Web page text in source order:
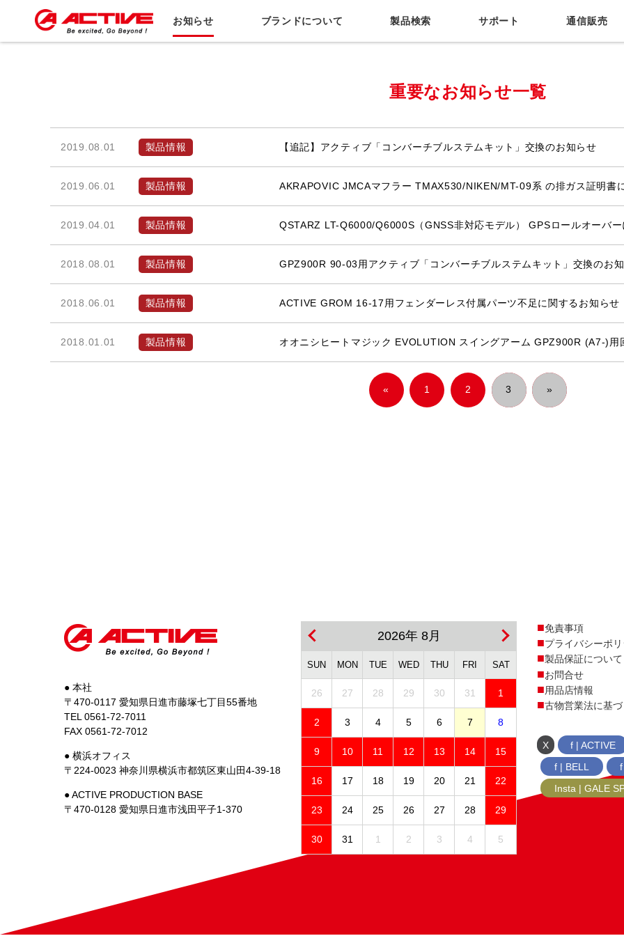
お知らせ ブランドについて 製品検索 サポート
サポート
お問い合わせ
用品店情報
カタログ正誤表
通信販売
重要なお知らせ一覧
2019.08.01 製品情報 【追記】アクティブ「コンバーチブルステムキット」交換のお知らせ
2019.06.01 製品情報 AKRAPOVIC JMCAマフラー TMAX530/NIKEN/MT-09系 の排ガス証明書
2019.04.01 製品情報 QSTARZ LT-Q6000/Q6000S（GNSS非対応モデル） GPSロールオーバー
2018.08.01 製品情報 GPZ900R 90-03用アクティブ「コンバーチブルステムキット」交換のお
2018.06.01 製品情報 ACTIVE GROM 16-17用フェンダーレス付属パーツ不足に関するお知らせ
2018.01.01 製品情報 オオニシヒートマジック EVOLUTION スイングアーム GPZ900R (A7-)用
« 1 2 3 »
● 本社
〒470-0117 愛知県日進市藤塚七丁目55番地
TEL 0561-72-7011
FAX 0561-72-7012
● 横浜オフィス
〒224-0023 神奈川県横浜市都筑区東山田4-39-18
● ACTIVE PRODUCTION BASE
〒470-0128 愛知県日進市浅田平子1-370
2026年 8月
SUN MON TUE WED THU FRI SAT
26 27 28 29 30 31 1
2 3 4 5 6 7 8
9 10 11 12 13 14 15
16 17 18 19 20 21 22
23 24 25 26 27 28 29
30 31 1 2 3 4 5
免責事項
プライバシーポ
製品保証について
お問合せ
用品店情報
古物営業法に基
X f | ACTIVE
f | BELL
Insta | GALE